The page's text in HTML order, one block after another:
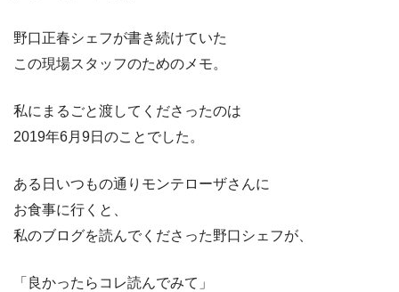
野口正春シェフが書き続けていた
この現場スタッフのためのメモ。
私にまるごと渡してくださったのは
2019年6月9日のことでした。
ある日いつもの通りモンテローザさんに
お食事に行くと、
私のブログを読んでくださった野口シェフが、
「良かったらコレ読んでみて」